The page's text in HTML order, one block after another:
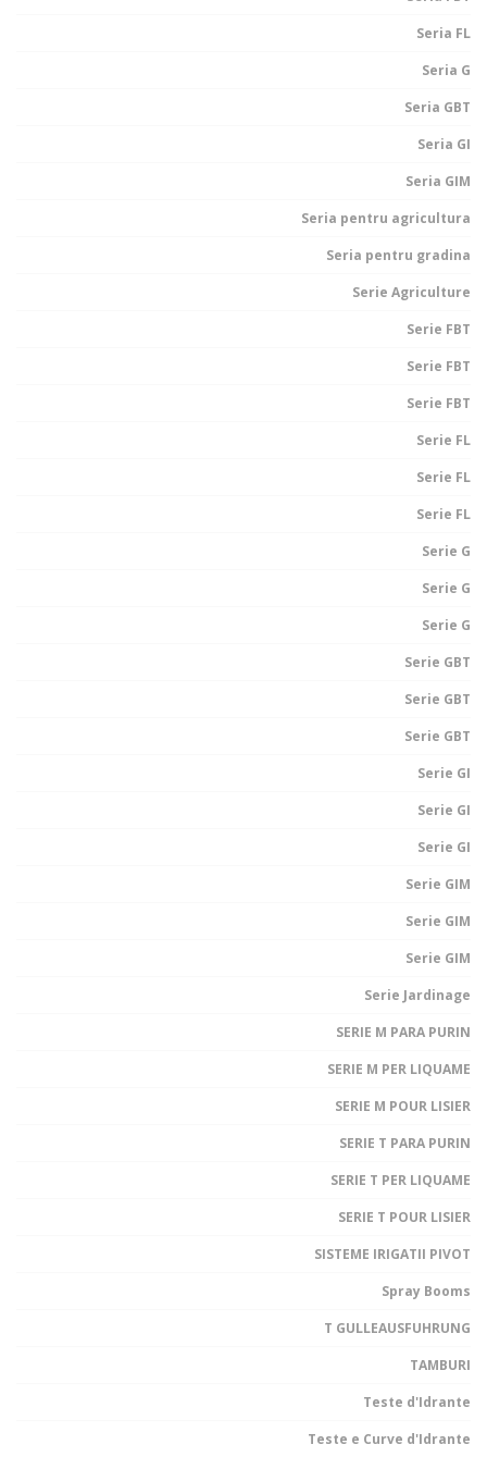
Seria FL
Seria G
Seria GBT
Seria GI
Seria GIM
Seria pentru agricultura
Seria pentru gradina
Serie Agriculture
Serie FBT
Serie FBT
Serie FBT
Serie FL
Serie FL
Serie FL
Serie G
Serie G
Serie G
Serie GBT
Serie GBT
Serie GBT
Serie GI
Serie GI
Serie GI
Serie GIM
Serie GIM
Serie GIM
Serie Jardinage
SERIE M PARA PURIN
SERIE M PER LIQUAME
SERIE M POUR LISIER
SERIE T PARA PURIN
SERIE T PER LIQUAME
SERIE T POUR LISIER
SISTEME IRIGATII PIVOT
Spray Booms
T GULLEAUSFUHRUNG
TAMBURI
Teste d'Idrante
Teste e Curve d'Idrante